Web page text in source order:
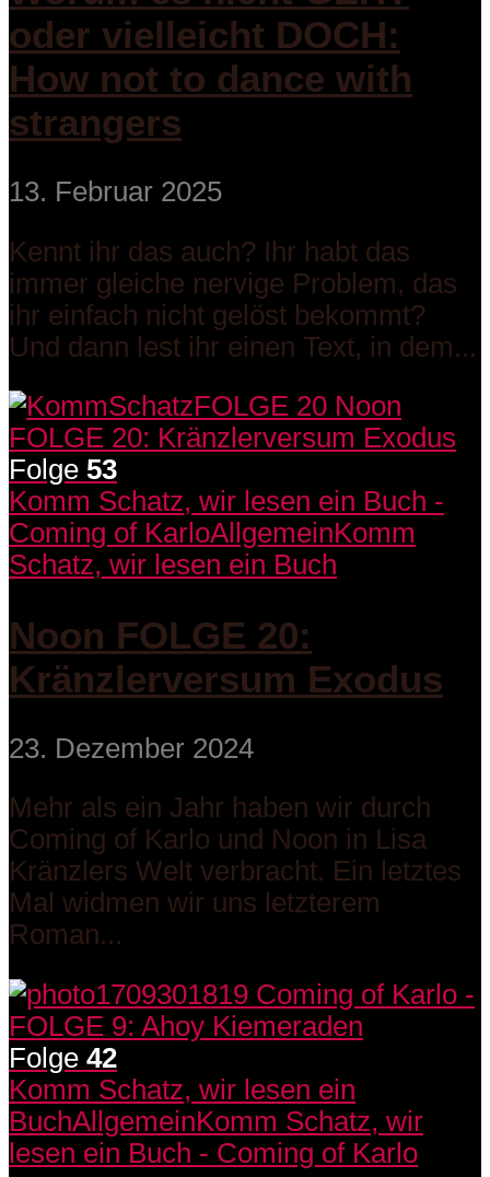
oder vielleicht DOCH:
How not to dance with
strangers
13. Februar 2025
Kennt ihr das auch? Ihr habt das
immer gleiche nervige Problem, das
ihr einfach nicht gelöst bekommt?
Und dann lest ihr einen Text, in dem...
Folge 53
Komm Schatz, wir lesen ein Buch -
Coming of KarloAllgemeinKomm
Schatz, wir lesen ein Buch
Noon FOLGE 20:
Kränzlerversum Exodus
23. Dezember 2024
Mehr als ein Jahr haben wir durch
Coming of Karlo und Noon in Lisa
Kränzlers Welt verbracht. Ein letztes
Mal widmen wir uns letzterem
Roman...
Folge 42
Komm Schatz, wir lesen ein
BuchAllgemeinKomm Schatz, wir
lesen ein Buch - Coming of Karlo